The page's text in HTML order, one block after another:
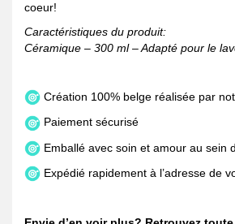
coeur!
Caractéristiques du produit:
Céramique – 300 ml – Adapté pour le
Création 100% belge réalisée par
Paiement sécurisé
Emballé avec soin et amour au sein
Expédié rapidement à l’adresse de